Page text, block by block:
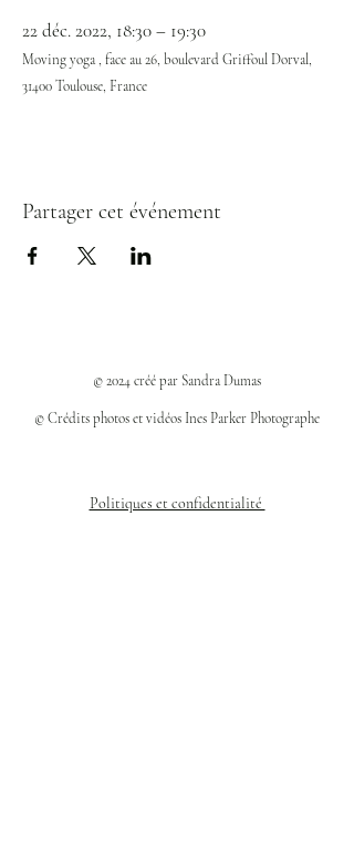
22 déc. 2022, 18:30 – 19:30
Moving yoga , face au 26, boulevard Griffoul Dorval,
31400 Toulouse, France
Partager cet événement
© 2024 créé par Sandra Dumas
© Crédits photos et vidéos Ines Parker Photographe
Politiques et confidentialité